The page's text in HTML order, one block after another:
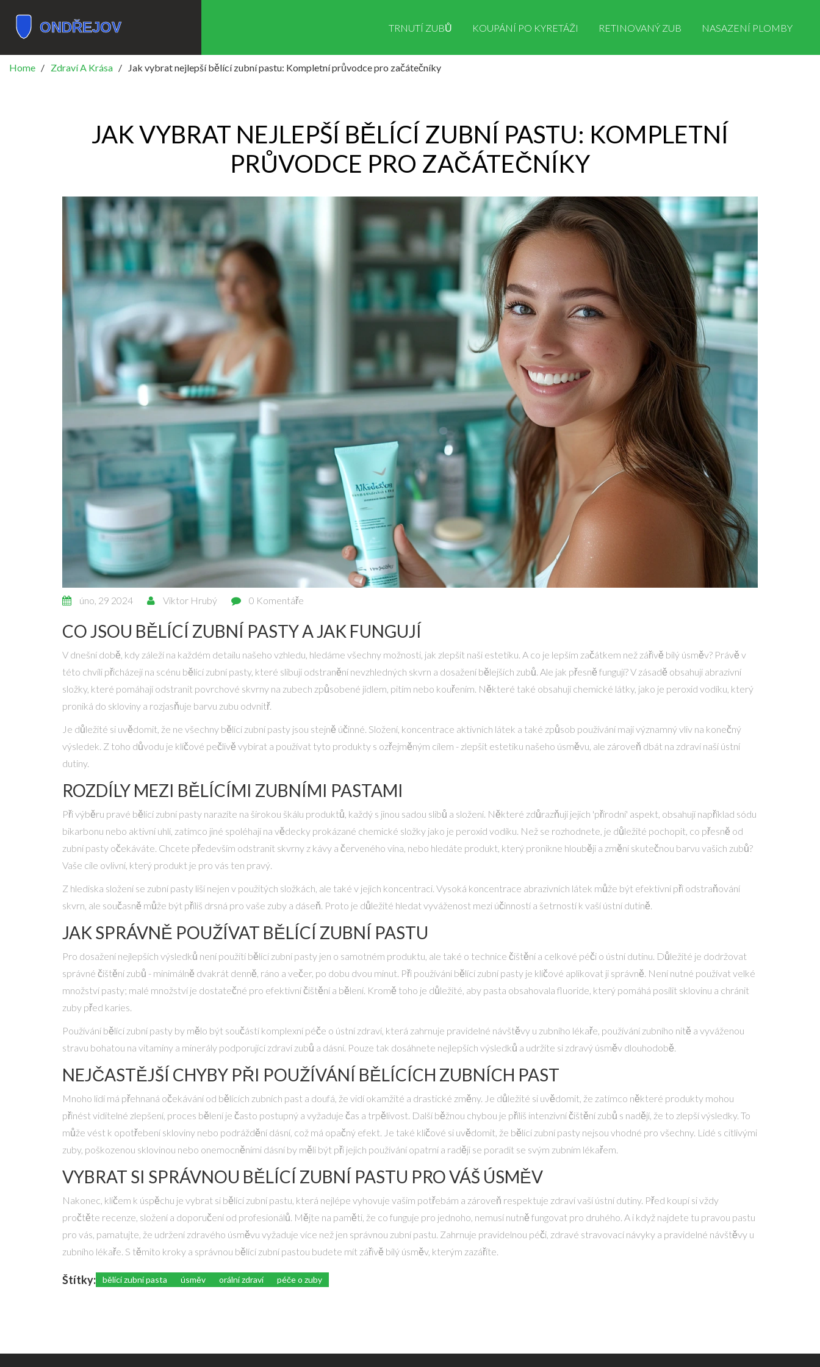
TRNUTÍ ZUBŮ KOUPÁNÍ PO KYRETÁŽI RETINOVANÝ ZUB NASAZENÍ PLOMBY
Home Zdraví A Krása Jak vybrat nejlepší bělící zubní pastu: Kompletní průvodce pro začátečníky
JAK VYBRAT NEJLEPŠÍ BĚLÍCÍ ZUBNÍ PASTU: KOMPLETNÍ
PRŮVODCE PRO ZAČÁTEČNÍKY
úno, 29 2024 Viktor Hrubý 0 Komentáře
CO JSOU BĚLÍCÍ ZUBNÍ PASTY A JAK FUNGUJÍ
V dnešní době, kdy záleží na každém detailu našeho vzhledu, hledáme všechny možnosti, jak zlepšit naši estetiku. A co je lepším začátkem než zářivě bílý úsměv? Právě v
této chvíli přicházejí na scénu bělící zubní pasty, které slibují odstranění nevzhledných skvrn a dosažení bělejších zubů. Ale jak přesně fungují? V zásadě obsahují abrazivní
složky, které pomáhají odstranit povrchové skvrny na zubech způsobené jídlem, pitím nebo kouřením. Některé také obsahují chemické látky, jako je peroxid vodíku, který
proniká do skloviny a rozjasňuje barvu zubu odvnitř.
Je důležité si uvědomit, že ne všechny bělící zubní pasty jsou stejně účinné. Složení, koncentrace aktivních látek a také způsob používání mají významný vliv na konečný
výsledek. Z toho důvodu je klíčové pečlivě vybírat a používat tyto produkty s ozřejměným cílem - zlepšit estetiku našeho úsměvu, ale zároveň dbát na zdraví naší ústní
dutiny.
ROZDÍLY MEZI BĚLÍCÍMI ZUBNÍMI PASTAMI
Při výběru pravé bělící zubní pasty narazíte na širokou škálu produktů, každý s jinou sadou slibů a složení. Některé zdůrazňují jejich 'přírodní' aspekt, obsahují například sódu
bikarbonu nebo aktivní uhlí, zatímco jiné spoléhají na vědecky prokázané chemické složky jako je peroxid vodíku. Než se rozhodnete, je důležité pochopit, co přesně od
zubní pasty očekáváte. Chcete především odstranit skvrny z kávy a červeného vína, nebo hledáte produkt, který pronikne hlouběji a změní skutečnou barvu vašich zubů?
Vaše cíle ovlivní, který produkt je pro vás ten pravý.
Z hlediska složení se zubní pasty liší nejen v použitých složkách, ale také v jejich koncentraci. Vysoká koncentrace abrazivních látek může být efektivní při odstraňování
skvrn, ale současně může být příliš drsná pro vaše zuby a dáseň. Proto je důležité hledat vyváženost mezi účinností a šetrností k vaší ústní dutině.
JAK SPRÁVNĚ POUŽÍVAT BĚLÍCÍ ZUBNÍ PASTU
Pro dosažení nejlepších výsledků není použití bělící zubní pasty jen o samotném produktu, ale také o technice čištění a celkové péči o ústní dutinu. Důležité je dodržovat
správné čištění zubů - minimálně dvakrát denně, ráno a večer, po dobu dvou minut. Při používání bělící zubní pasty je klíčové aplikovat ji správně. Není nutné používat velké
množství pasty; malé množství je dostatečné pro efektivní čištění a bělení. Kromě toho je důležité, aby pasta obsahovala fluoride, který pomáhá posílit sklovinu a chránit
zuby před karies.
Používání bělící zubní pasty by mělo být součástí komplexní péče o ústní zdraví, která zahrnuje pravidelné návštěvy u zubního lékaře, používání zubního nitě a vyváženou
stravu bohatou na vitamíny a minerály podporující zdraví zubů a dásní. Pouze tak dosáhnete nejlepších výsledků a udržíte si zdravý úsměv dlouhodobě.
NEJČASTĚJŠÍ CHYBY PŘI POUŽÍVÁNÍ BĚLÍCÍCH ZUBNÍCH PAST
Mnoho lidí má přehnaná očekávání od bělících zubních past a doufá, že vidí okamžité a drastické změny. Je důležité si uvědomit, že zatímco některé produkty mohou
přinést viditelné zlepšení, proces bělení je často postupný a vyžaduje čas a trpělivost. Další běžnou chybou je příliš intenzivní čištění zubů s nadějí, že to zlepší výsledky. To
může vést k opotřebení skloviny nebo podráždění dásní, což má opačný efekt. Je také klíčové si uvědomit, že bělící zubní pasty nejsou vhodné pro všechny. Lidé s citlivými
zuby, poškozenou sklovinou nebo onemocněními dásní by měli být při jejich používání opatrní a raději se poradit se svým zubním lékařem.
VYBRAT SI SPRÁVNOU BĚLÍCÍ ZUBNÍ PASTU PRO VÁŠ ÚSMĚV
Nakonec, klíčem k úspěchu je vybrat si bělící zubní pastu, která nejlépe vyhovuje vašim potřebám a zároveň respektuje zdraví vaší ústní dutiny. Před koupí si vždy
pročtěte recenze, složení a doporučení od profesionálů. Mějte na paměti, že co funguje pro jednoho, nemusí nutně fungovat pro druhého. A i když najdete tu pravou pastu
pro vás, pamatujte, že udržení zdravého úsměvu vyžaduje více než jen správnou zubní pastu. Zahrnuje pravidelnou péči, zdravé stravovací návyky a pravidelné návštěvy u
zubního lékaře. S těmito kroky a správnou bělící zubní pastou budete mít zářivě bílý úsměv, kterým zazáříte.
Štítky: bělící zubní pasta úsměv orální zdraví péče o zuby